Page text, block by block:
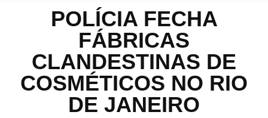
POLÍCIA FECHA
FÁBRICAS
CLANDESTINAS DE
COSMÉTICOS NO RIO
DE JANEIRO